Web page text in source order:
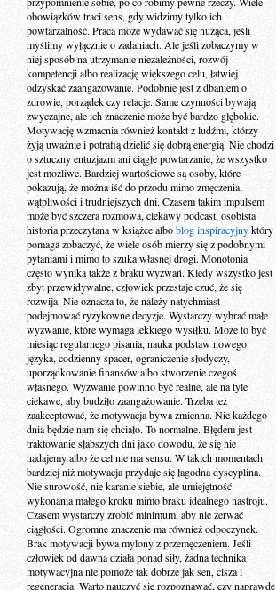
obowiązków traci sens, gdy widzimy tylko ich
powtarzalność. Praca może wydawać się nużąca, jeśli
myślimy wyłącznie o zadaniach. Ale jeśli zobaczymy w
niej sposób na utrzymanie niezależności, rozwój
kompetencji albo realizację większego celu, łatwiej
odzyskać zaangażowanie. Podobnie jest z dbaniem o
zdrowie, porządek czy relacje. Same czynności bywają
zwyczajne, ale ich znaczenie może być bardzo głębokie.
Motywację wzmacnia również kontakt z ludźmi, którzy
żyją uważnie i potrafią dzielić się dobrą energią. Nie chodzi
o sztuczny entuzjazm ani ciągłe powtarzanie, że wszystko
jest możliwe. Bardziej wartościowe są osoby, które
pokazują, że można iść do przodu mimo zmęczenia,
wątpliwości i trudniejszych dni. Czasem takim impulsem
może być szczera rozmowa, ciekawy podcast, osobista
historia przeczytana w książce alboblog inspiracyjnyktóry
pomaga zobaczyć, że wiele osób mierzy się z podobnymi
pytaniami i mimo to szuka własnej drogi. Monotonia
często wynika także z braku wyzwań. Kiedy wszystko jest
zbyt przewidywalne, człowiek przestaje czuć, że się
rozwija. Nie oznacza to, że należy natychmiast
podejmować ryzykowne decyzje. Wystarczy wybrać małe
wyzwanie, które wymaga lekkiego wysiłku. Może to być
miesiąc regularnego pisania, nauka podstaw nowego
języka, codzienny spacer, ograniczenie słodyczy,
uporządkowanie finansów albo stworzenie czegoś
własnego. Wyzwanie powinno być realne, ale na tyle
ciekawe, aby budziło zaangażowanie. Trzeba też
zaakceptować, że motywacja bywa zmienna. Nie każdego
dnia będzie nam się chciało. To normalne. Błędem jest
traktowanie słabszych dni jako dowodu, że się nie
nadajemy albo że cel nie ma sensu. W takich momentach
bardziej niż motywacja przydaje się łagodna dyscyplina.
Nie surowość, nie karanie siebie, ale umiejętność
wykonania małego kroku mimo braku idealnego nastroju.
Czasem wystarczy zrobić minimum, aby nie zerwać
ciągłości. Ogromne znaczenie ma również odpoczynek.
Brak motywacji bywa mylony z przemęczeniem. Jeśli
człowiek od dawna działa ponad siły, żadna technika
motywacyjna nie pomoże tak dobrze jak sen, cisza i
regeneracja. Warto nauczyć się rozpoznawać, czy naprawdę